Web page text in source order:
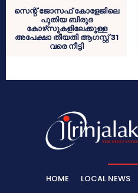
സെന്റ് ജോസഫ് കോളേജിലെ
പുതിയ ബിരുദ
കോഴ്‌സുകളിലേക്കുള്ള
അപേക്ഷാ തീയതി ആഗസ്റ്റ് 31
വരെ നീട്ടി
HOME LOCAL NEWS